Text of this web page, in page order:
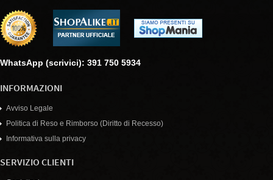
WhatsApp (scrivici): 391 750 5934
INFORMAZIONI
Avviso Legale
Politica di Reso e Rimborso (Diritto di Recesso)
Informativa sulla privacy
SERVIZIO CLIENTI